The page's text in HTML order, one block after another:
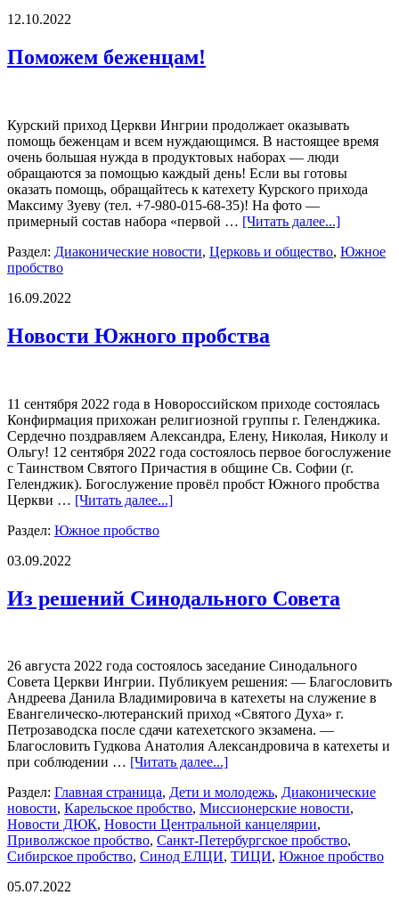
12.10.2022
Поможем беженцам!
Курский приход Церкви Ингрии продолжает оказывать
помощь беженцам и всем нуждающимся. В настоящее время
очень большая нужда в продуктовых наборах — люди
обращаются за помощью каждый день! Если вы готовы
оказать помощь, обращайтесь к катехету Курского прихода
Максиму Зуеву (тел. +7-980-015-68-35)! На фото —
примерный состав набора «первой … [Читать далее...]
Раздел: Диаконические новости, Церковь и общество, Южное
пробство
16.09.2022
Новости Южного пробства
11 сентября 2022 года в Новороссийском приходе состоялась
Конфирмация прихожан религиозной группы г. Геленджика.
Сердечно поздравляем Александра, Елену, Николая, Николу и
Ольгу! 12 сентября 2022 года состоялось первое богослужение
с Таинством Святого Причастия в общине Св. Софии (г.
Геленджик). Богослужение провёл пробст Южного пробства
Церкви … [Читать далее...]
Раздел: Южное пробство
03.09.2022
Из решений Синодального Совета
26 августа 2022 года состоялось заседание Синодального
Совета Церкви Ингрии. Публикуем решения: — Благословить
Андреева Данила Владимировича в катехеты на служение в
Евангелическо-лютеранский приход «Святого Духа» г.
Петрозаводска после сдачи катехетского экзамена. —
Благословить Гудкова Анатолия Александровича в катехеты и
при соблюдении … [Читать далее...]
Раздел: Главная страница, Дети и молодежь, Диаконические
новости, Карельское пробство, Миссионерские новости,
Новости ДЮК, Новости Центральной канцелярии,
Приволжское пробство, Санкт-Петербургское пробство,
Сибирское пробство, Синод ЕЛЦИ, ТИЦИ, Южное пробство
05.07.2022